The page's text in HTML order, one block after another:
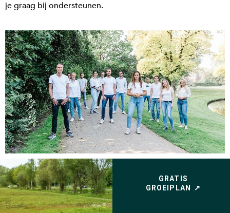
je graag bij ondersteunen.
GRATIS
GROEIPLAN